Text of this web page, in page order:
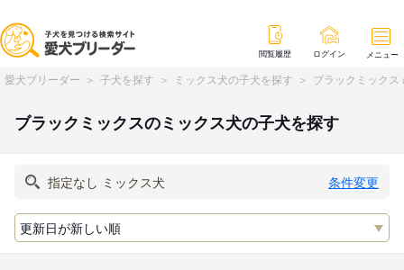
閲覧履歴 ログイン メニュー
愛犬ブリーダー 子犬を探す ミックス犬の子犬を探す ブラックミック
ブラックミックスのミックス犬の子犬を探す
条件変更